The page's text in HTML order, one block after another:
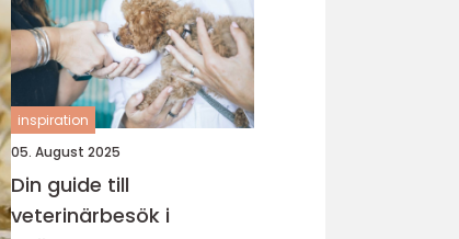
inspiration
05. August 2025
Din guide till
veterinärbesök i